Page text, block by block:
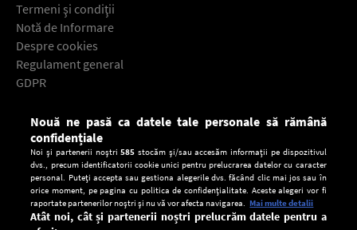
Termeni şi condiţii
Notă de Informare
Despre cookies
Regulament general
GDPR
Descarcă gratuit aplicaţia Europa FM pentru smartphone:
Nouă ne pasă ca datele tale personale să rămână
confidențiale
Noi și partenerii noștri585 stocăm și/sau accesăm informații pe dispozitivul
dvs., precum identificatorii cookie unici pentru prelucrarea datelor cu caracter
personal. Puteți accepta sau gestiona alegerile dvs. făcând clic mai jos sau în
orice moment, pe pagina cu politica de confidențialitate. Aceste alegeri vor fi
raportate partenerilor noștri și nu vă vor afecta navigarea. Mai multe detalii
Atât noi, cât și partenerii noștri prelucrăm datele pentru a